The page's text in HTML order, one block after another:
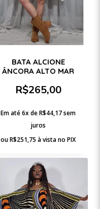
BATA ALCIONE
ÂNCORA ALTO MAR
R$265,00
Em até 6x deR$44,17sem
juros
ouR$251,75 à vista no PIX